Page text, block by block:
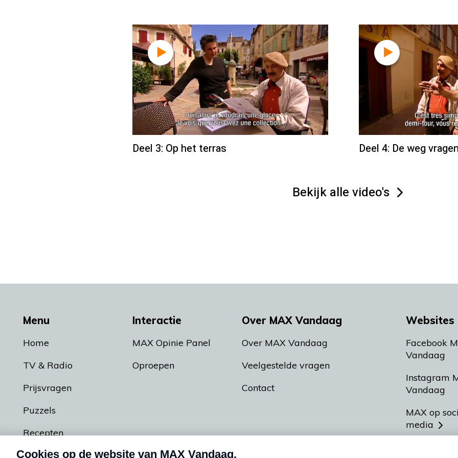
Deel 3: Op het terras Deel 4: De weg
Bekijk alle video's
Menu
Home
TV & Radio
Prijsvragen
Puzzels
Recepten
Podcasts
Interactie
MAX Opinie Panel
Oproepen
Over MAX Vandaag
Over MAX Vandaag
Veelgestelde vragen
Contact
Websites
Facebook
Vandaag
Instagram
Vandaag
MAX op
media